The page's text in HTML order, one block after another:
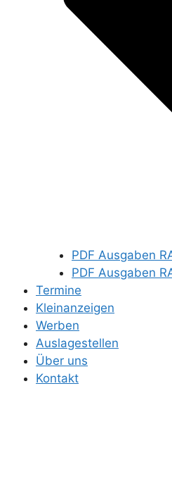
PDF Ausgaben
PDF Ausgaben
Termine
Kleinanzeigen
Werben
Auslagestellen
Über uns
Kontakt